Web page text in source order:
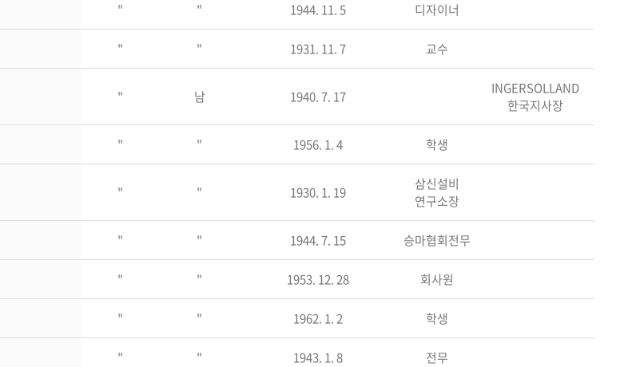
" " 1944. 11. 5 디자이너
" " 1931. 11. 7 교수
" 남 1940. 7. 17
INGERSOLLAND
한국지사장
" " 1956. 1. 4 학생
" " 1930. 1. 19
삼신설비
연구소장
" " 1944. 7. 15 승마협회전무
" " 1953. 12. 28 회사원
" " 1962. 1. 2 학생
" " 1943. 1. 8 전무